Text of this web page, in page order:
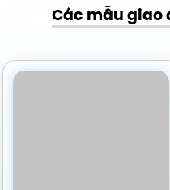
Các mẫu giao